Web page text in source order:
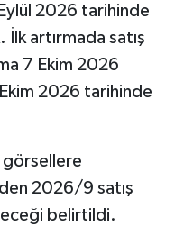
2026 tarihinde
artırmada satış
7 Ekim 2026
2026 tarihinde
görsellere
2026/9 satış
belirtildi.